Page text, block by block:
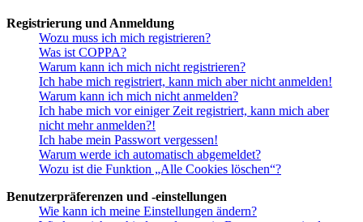
Registrierung und Anmeldung
Wozu muss ich mich registrieren?
Was ist COPPA?
Warum kann ich mich nicht registrieren?
Ich habe mich registriert, kann mich aber nicht anmelden!
Warum kann ich mich nicht anmelden?
Ich habe mich vor einiger Zeit registriert, kann mich aber
nicht mehr anmelden?!
Ich habe mein Passwort vergessen!
Warum werde ich automatisch abgemeldet?
Wozu ist die Funktion „Alle Cookies löschen“?
Benutzerpräferenzen und -einstellungen
Wie kann ich meine Einstellungen ändern?